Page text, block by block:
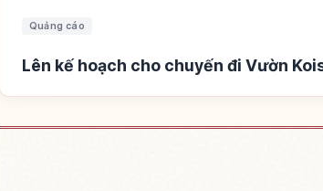
Quảng cáo
Lên kế hoạch cho chuyến đi Vườn